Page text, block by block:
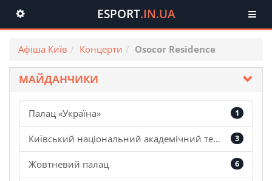
Toggle
navigation
ESPORT.IN.UA
Афіша Київ Концерти Osocor Residence
МАЙДАНЧИКИ
1
Палац «Україна»
3
Київський національний академічний театр оперети
6
Жовтневий палац